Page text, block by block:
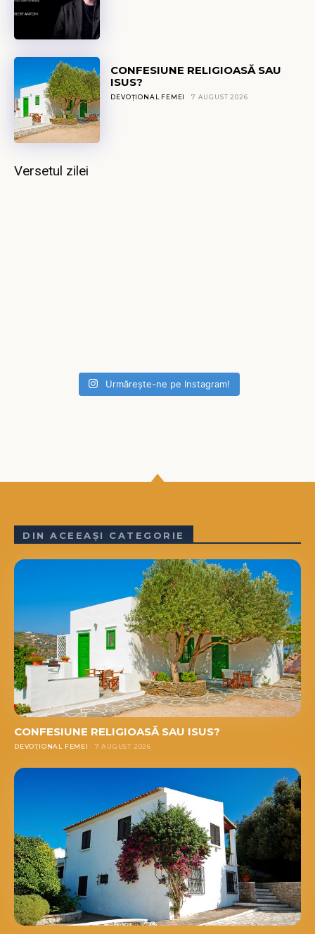
CONFESIUNE RELIGIOASĂ SAU
ISUS?
DEVOȚIONAL FEMEI 7 AUGUST 2026
Versetul zilei
Urmărește-ne pe Instagram!
DIN ACEEAȘI CATEGORIE
CONFESIUNE RELIGIOASĂ SAU ISUS?
DEVOȚIONAL FEMEI 7 AUGUST 2026